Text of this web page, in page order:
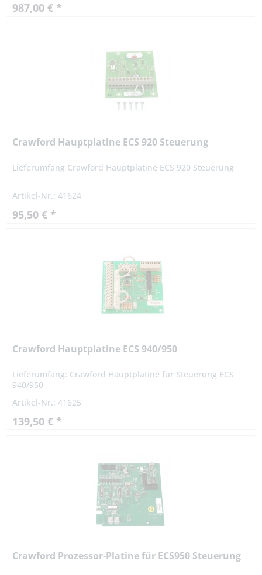
987,00 € *
Crawford Hauptplatine ECS 920 Steuerung
Lieferumfang Crawford Hauptplatine ECS 920 Steuerung
Artikel-Nr.: 41624
95,50 € *
Crawford Hauptplatine ECS 940/950
Lieferumfang: Crawford Hauptplatine für Steuerung ECS
940/950
Artikel-Nr.: 41625
139,50 € *
Crawford Prozessor-Platine für ECS950 Steuerung